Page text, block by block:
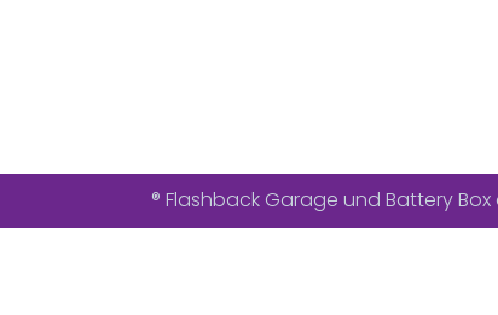
® Flashback Garage und Battery